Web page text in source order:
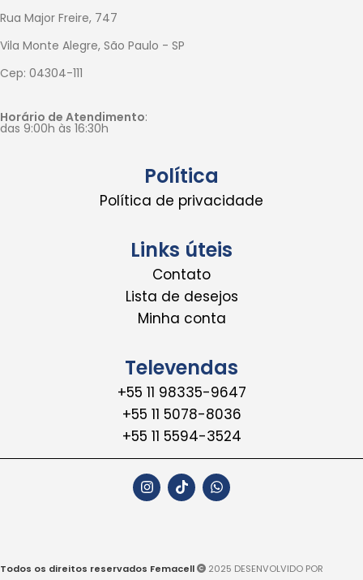
Rua Major Freire, 747
Vila Monte Alegre, São Paulo - SP
Cep: 04304-111
Horário de Atendimento:
das 9:00h às 16:30h
Política
Política de privacidade
Links úteis
Contato
Lista de desejos
Minha conta
Televendas
+55 11 98335-9647
+55 11 5078-8036
+55 11 5594-3524
Todos os direitos reservados Femacell 2025 DESENVOLVIDO POR